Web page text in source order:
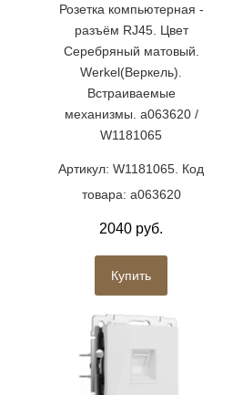
Розетка компьютерная -
разъём RJ45. Цвет
Серебряный матовый.
Werkel(Веркель).
Встраиваемые
механизмы. a063620 /
W1181065
Артикул: W1181065. Код
товара: a063620
2040 руб.
Купить